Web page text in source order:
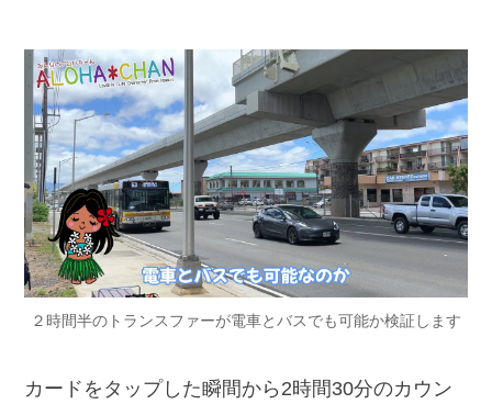
２時間半のトランスファーが電車とバスでも可能か検証します
カードをタップした瞬間から2時間30分のカウン